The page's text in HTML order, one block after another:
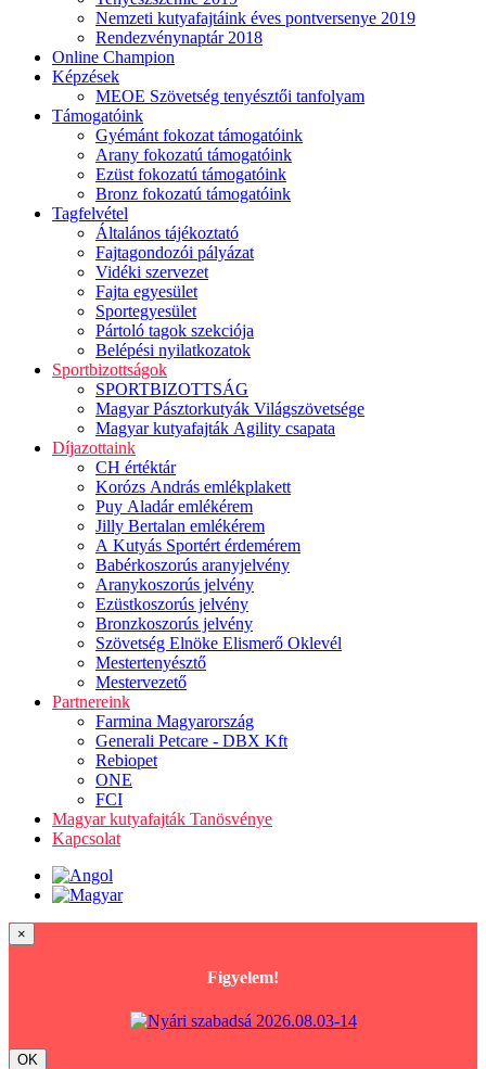
Nemzeti kutyafajtáink éves pontversenye 2019
Rendezvénynaptár 2018
Online Champion
Képzések
MEOE Szövetség tenyésztői tanfolyam
Támogatóink
Gyémánt fokozat támogatóink
Arany fokozatú támogatóink
Ezüst fokozatú támogatóink
Bronz fokozatú támogatóink
Tagfelvétel
Általános tájékoztató
Fajtagondozói pályázat
Vidéki szervezet
Fajta egyesület
Sportegyesület
Pártoló tagok szekciója
Belépési nyilatkozatok
Sportbizottságok
SPORTBIZOTTSÁG
Magyar Pásztorkutyák Világszövetsége
Magyar kutyafajták Agility csapata
Díjazottaink
CH értéktár
Korózs András emlékplakett
Puy Aladár emlékérem
Jilly Bertalan emlékérem
A Kutyás Sportért érdemérem
Babérkoszorús aranyjelvény
Aranykoszorús jelvény
Ezüstkoszorús jelvény
Bronzkoszorús jelvény
Szövetség Elnöke Elismerő Oklevél
Mestertenyésztő
Mestervezető
Partnereink
Farmina Magyarország
Generali Petcare - DBX Kft
Rebiopet
ONE
FCI
Magyar kutyafajták Tanösvénye
Kapcsolat
×
Figyelem!
OK